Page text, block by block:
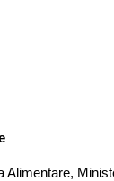
Alimentare,